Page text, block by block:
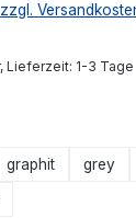
Lieferzeit: 1-3 Tage
graphit grey